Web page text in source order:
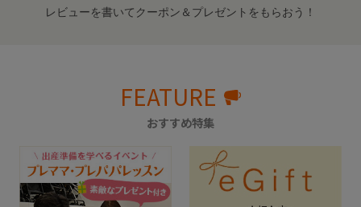
レビューを書いてクーポン＆プレゼントをもらおう！
FEATURE
おすすめ特集